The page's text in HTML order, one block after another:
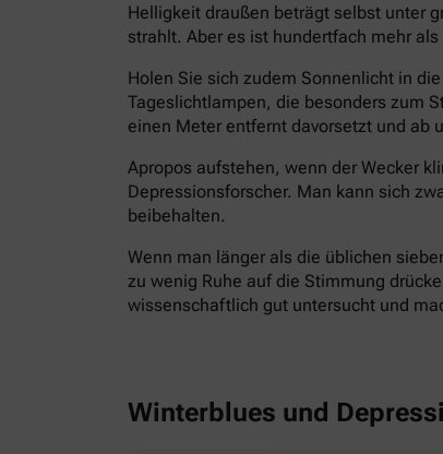
Helligkeit draußen beträgt selbst unter
strahlt. Aber es ist hundertfach mehr
Holen Sie sich zudem Sonnenlicht in
Tageslichtlampen, die besonders zum
einen Meter entfernt davorsetzt und ab
Apropos aufstehen, wenn der Wecker
Depressionsforscher. Man kann sich
beibehalten.
Wenn man länger als die üblichen
zu wenig Ruhe auf die Stimmung
wissenschaftlich gut untersucht und
Winterblues und